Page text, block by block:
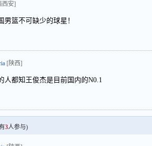
西安]
男篮不可缺少的球星！
[陕西]
人都知王俊杰是目前国内的N0.1
3人参与)